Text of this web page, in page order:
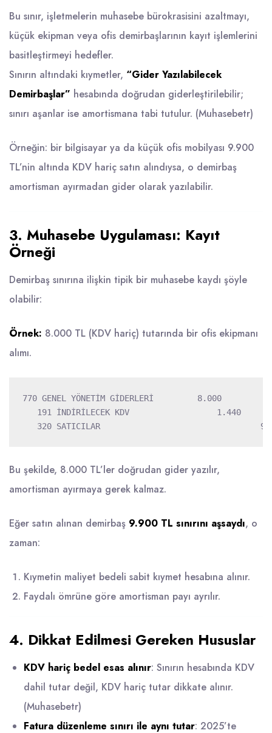
Bu sınır, işletmelerin muhasebe bürokrasisini azaltmayı,
küçük ekipman veya ofis demirbaşlarının kayıt işlemlerini
basitleştirmeyi hedefler.
Sınırın altındaki kıymetler, “Gider Yazılabilecek
Demirbaşlar” hesabında doğrudan giderleştirilebilir;
sınırı aşanlar ise amortismana tabi tutulur. (Muhasebetr)
Örneğin: bir bilgisayar ya da küçük ofis mobilyası 9.900
TL’nin altında KDV hariç satın alındıysa, o demirbaş
amortisman ayırmadan gider olarak yazılabilir.
3. Muhasebe Uygulaması: Kayıt
Örneği
Demirbaş sınırına ilişkin tipik bir muhasebe kaydı şöyle
olabilir:
Örnek: 8.000 TL (KDV hariç) tutarında bir ofis ekipmanı
alımı.
770 GENEL YÖNETİM GİDERLERİ         8.000
   191 İNDİRİLECEK KDV                  1.440
Bu şekilde, 8.000 TL’ler doğrudan gider yazılır,
amortisman ayırmaya gerek kalmaz.
Eğer satın alınan demirbaş 9.900 TL sınırını aşsaydı, o
zaman:
Kıymetin maliyet bedeli sabit kıymet hesabına alınır.
Faydalı ömrüne göre amortisman payı ayrılır.
4. Dikkat Edilmesi Gereken Hususlar
KDV hariç bedel esas alınır: Sınırın hesabında KDV
dahil tutar değil, KDV hariç tutar dikkate alınır.
(Muhasebetr)
Fatura düzenleme sınırı ile aynı tutar: 2025’te